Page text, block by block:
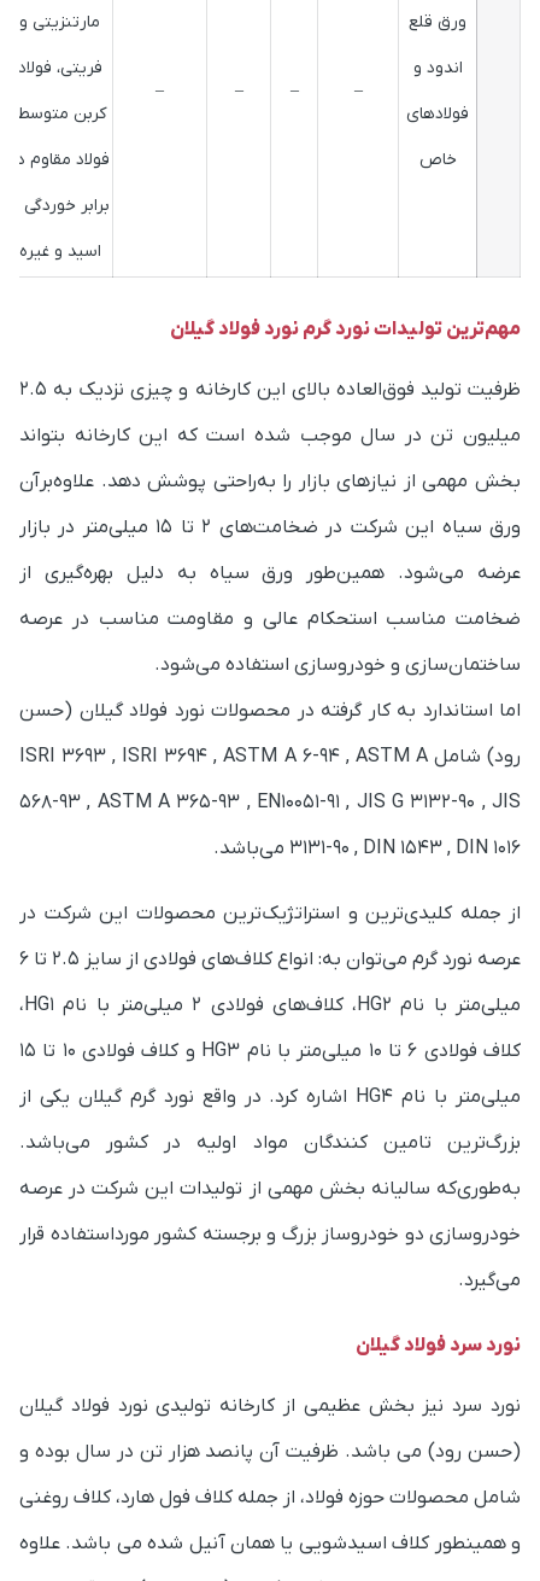
ورق قلع
اندود و
فولادهای
خاص
–
–
–
–
مارتنزیتی و
فریتی، فولاد
کربن متوسط،
فولاد مقاوم در
برابر خوردگی و
اسید و غیره
مهم‌ترین تولیدات نورد گرم نورد فولاد گیلان
ظرفیت تولید فوق‌العاده بالای این کارخانه و چیزی نزدیک به 2.5
میلیون تن در سال موجب شده است که این کارخانه بتواند
بخش مهمی از نیازهای بازار را به‌راحتی پوشش دهد. علاوه‌برآن
ورق سیاه این شرکت در ضخامت‌های 2 تا 15 میلی‌متر در بازار
عرضه می‌شود. همین‌طور ورق سیاه به دلیل بهره‌گیری از
ضخامت مناسب استحکام عالی و مقاومت مناسب در عرصه
ساختمان‌سازی و خودروسازی استفاده می‌شود.
اما استاندارد به کار گرفته در محصولات نورد فولاد گیلان (حسن
رود) شامل ISRI 3693 , ISRI 3694 , ASTM A 6-94 , ASTM A
568-93 , ASTM A 365-93 , EN10051-91 , JIS G 3132-90 , JIS
3131-90 , DIN 1543 , DIN 1016 می‌باشد.
از جمله کلیدی‌ترین و استراتژیک‌ترین محصولات این شرکت در
عرصه نورد گرم می‌توان به: انواع کلاف‌های فولادی از سایز 2.5 تا 6
میلی‌متر با نام HG2، کلاف‌های فولادی 2 میلی‌متر با نام HG1،
کلاف فولادی 6 تا 10 میلی‌متر با نام HG3 و کلاف فولادی 10 تا 15
میلی‌متر با نام HG4 اشاره کرد. در واقع نورد گرم گیلان یکی از
بزرگ‌ترین تامین کنندگان مواد اولیه در کشور می‌باشد.
به‌طوری‌که سالیانه بخش مهمی از تولیدات این شرکت در عرصه
خودروسازی دو خودروساز بزرگ و برجسته کشور مورداستفاده قرار
می‌گیرد.
نورد سرد فولاد گیلان
نورد سرد نیز بخش عظیمی از کارخانه تولیدی نورد فولاد گیلان
(حسن رود) می باشد. ظرفیت آن پانصد هزار تن در سال بوده و
شامل محصولات حوزه فولاد، از جمله کلاف فول هارد، کلاف روغنی
و همینطور کلاف اسیدشویی یا همان آنیل شده می باشد. علاوه